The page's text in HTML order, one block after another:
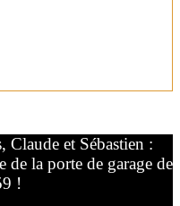
Claude et Sébastien :
de la porte de garage de
!